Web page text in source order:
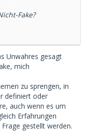
Fake?
Unwahres gesagt
mich
zu sprengen, in
definiert oder
auch wenn es um
Erfahrungen
gestellt werden.